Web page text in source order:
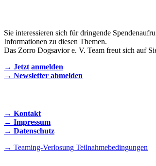
Sie interessieren sich für dringende
Informationen zu diesen Themen.
Das Zorro Dogsavior e. V. Team freut sich auf
→ Jetzt anmelden
→ Newsletter abmelden
→ Kontakt
→ Impressum
→ Datenschutz
→ Teaming-Verlosung Teilnahmebedingungen